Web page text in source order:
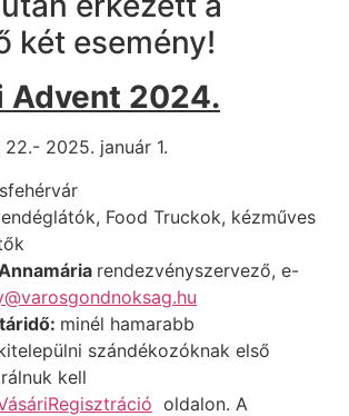
két esemény!
Advent 2024.
2025. január 1.
Food Truckok, kézműves
rendezvényszervező, e-
minél hamarabb
szándékozóknak első
kell
oldalon. A